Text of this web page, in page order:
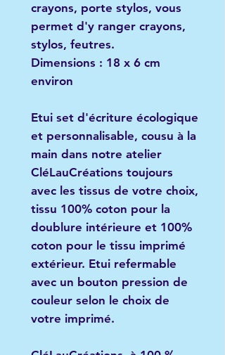
crayons, porte stylos, vous
permet d'y ranger crayons,
stylos, feutres.
Dimensions : 18 x 6 cm
environ
Etui set d'écriture écologique
et personnalisable, cousu à la
main dans notre atelier
CléLauCréations toujours
avec les tissus de votre choix,
tissu 100% coton pour la
doublure intérieure et 100%
coton pour le tissu imprimé
extérieur. Etui refermable
avec un bouton pression de
couleur selon le choix de
votre imprimé.